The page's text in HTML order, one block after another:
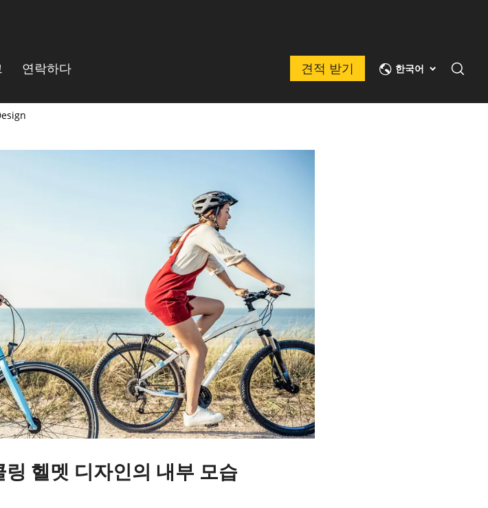
연락하다 견적 받기 한국어
헬멧 디자인의 내부 모습